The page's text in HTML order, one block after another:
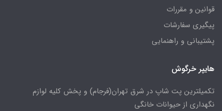
قوانین و مقررات
پیگیری سفارشات
پشتیبانی و راهنمایی
هایپر خرگوش
تکمیلترین پت شاپ در شرق تهران(فرجام) و پخش کلیه لوازم
نگهداری از حیوانات خانگی